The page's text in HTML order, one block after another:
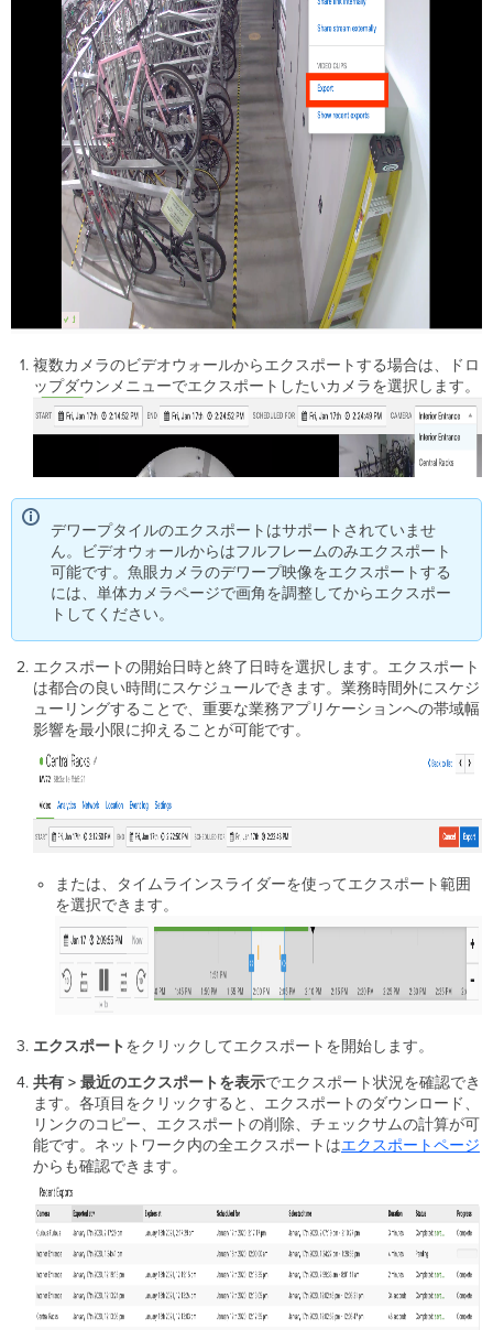
エ
ク
ス
ポ
ー
ト
の
保
存
期
間
ビ
デ
リ
ン
ダ
ッ
シ
内
共
有
リ
ン
外
部
ラ
イ
ブ
ス
リ
ー
ム
ン
ク
ス
ト
リ
ー
の
始
ス
ト
リ
ー
視
聴
カ
メ
ラ
複数カメラのビデオウォールからエクスポートする場合は、ドロ
ップダウンメニューでエクスポートしたいカメラを選択します。
デワープタイルのエクスポートはサポートされていませ
ん。ビデオウォールからはフルフレームのみエクスポート
可能です。魚眼カメラのデワープ映像をエクスポートする
には、単体カメラページで画角を調整してからエクスポー
トしてください。
エクスポートの開始日時と終了日時を選択します。エクスポート
は都合の良い時間にスケジュールできます。業務時間外にスケジ
ューリングすることで、重要な業務アプリケーションへの帯域幅
影響を最小限に抑えることが可能です。
または、タイムラインスライダーを使ってエクスポート範囲
を選択できます。
エクスポート をクリックしてエクスポートを開始します。
共有 > 最近のエクスポートを表示でエクスポート状況を確認でき
ます。各項目をクリックすると、エクスポートのダウンロード、
リンクのコピー、エクスポートの削除、チェックサムの計算が可
能です。ネットワーク内の全エクスポートはエクスポートページ
からも確認できます。